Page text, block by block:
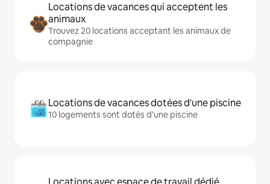
Locations de vacances qui acceptent les
animaux
Trouvez 20 locations acceptant les animaux de
compagnie
Locations de vacances dotées d'une piscine
10 logements sont dotés d'une piscine